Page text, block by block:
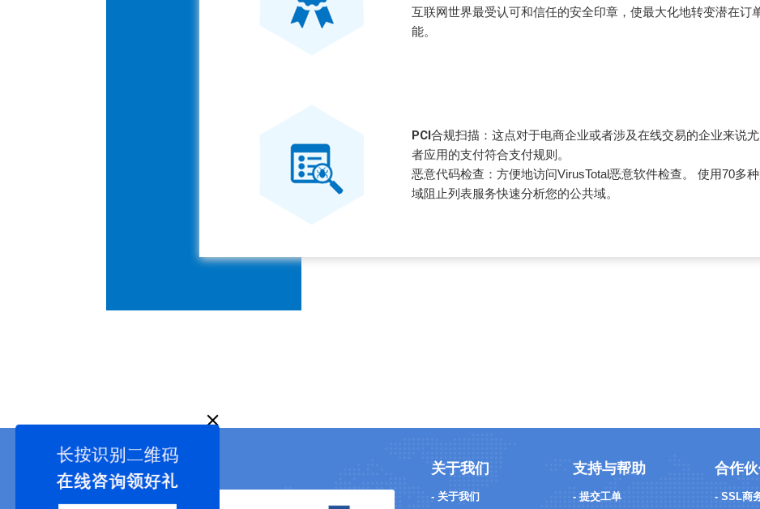
互联网世界最受认可和信任的安全印章，使最大化地转变潜在订
能。
PCI合规扫描：这点对于电商企业或者涉及在线交易的企业来说
者应用的支付符合支付规则。
恶意代码检查：方便地访问VirusTotal恶意软件检查。 使用70多
域阻止列表服务快速分析您的公共域。
战略合作伙伴 关于我们
- 关于我们
支持与帮助
- 提交工单
合作
- SSL商